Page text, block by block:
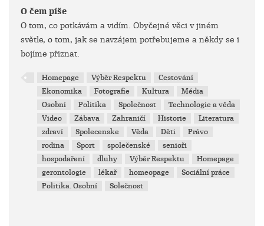
O čem píše
O tom, co potkávám a vidím. Obyčejné věci v jiném
světle, o tom, jak se navzájem potřebujeme a někdy se i
bojíme přiznat.
Homepage Výběr Respektu
Cestování
Ekonomika
Fotografie Kultura
Média
Osobní
Politika Společnost
Technologie a věda
Video
Zábava Zahraničí Historie
Literatura
zdraví
Spolecenske Věda Děti
Právo
rodina
Sport společenské
senioři
hospodaření
dluhy Výběr Respektu
Homepage
gerontologie
lékař homeopage
Sociální práce
Politika. Osobní
Solečnost